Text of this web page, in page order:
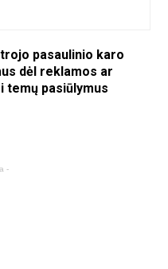
pasaulinio karo
dėl reklamos ar
temų pasiūlymus
-